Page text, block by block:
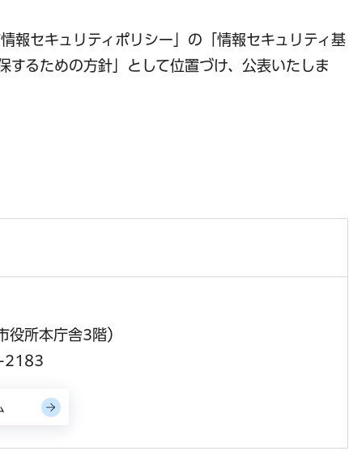
報セキュリティポリシー」の「情報セキュリティ基
するための方針」として位置づけ、公表いたしま
所本庁舎3階）
2183